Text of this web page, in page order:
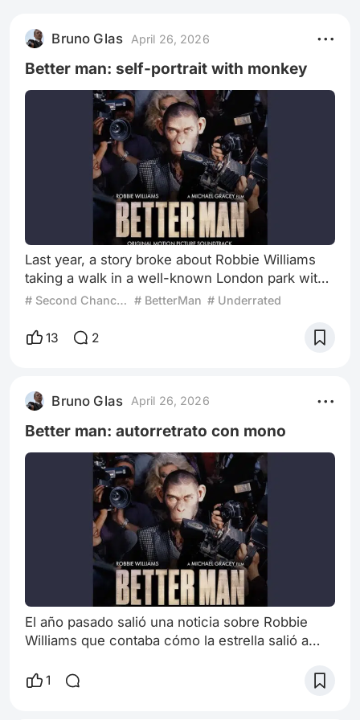
Bruno Glas April 26, 2026
Better man: self-portrait with monkey
Last year, a story broke about Robbie Williams
taking a walk in a well-known London park with
his wife, dressed in pink and wearing diamond-
him. The singer had filmed himself, as if it were
walking back through his neighborhood, a girl
stopped him to ask for a photo
# Second Chance Cinema # BetterMan # Underrated
13 2
Bruno Glas April 26, 2026
Better man: autorretrato con mono
El año pasado salió una noticia sobre Robbie
Williams que contaba cómo la estrella salió a
junto a su esposa, vestido de rosa y con lentes
1